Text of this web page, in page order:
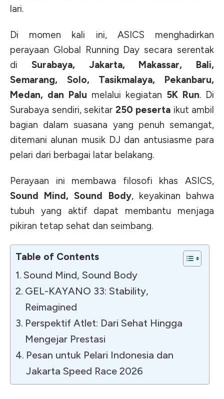
lari.
Di momen kali ini, ASICS menghadirkan
perayaan Global Running Day secara serentak
di Surabaya, Jakarta, Makassar, Bali,
Semarang, Solo, Tasikmalaya, Pekanbaru,
Medan, dan Palu melalui kegiatan 5K Run. Di
Surabaya sendiri, sekitar 250 peserta ikut ambil
bagian dalam suasana yang penuh semangat,
ditemani alunan musik DJ dan antusiasme para
pelari dari berbagai latar belakang.
Perayaan ini membawa filosofi khas ASICS,
Sound Mind, Sound Body, keyakinan bahwa
tubuh yang aktif dapat membantu menjaga
pikiran tetap sehat dan seimbang.
Table of Contents
Sound Mind, Sound Body
GEL-KAYANO 33: Stability,
Reimagined
Perspektif Atlet: Dari Sehat Hingga
Mengejar Prestasi
Pesan untuk Pelari Indonesia dan
Jakarta Speed Race 2026